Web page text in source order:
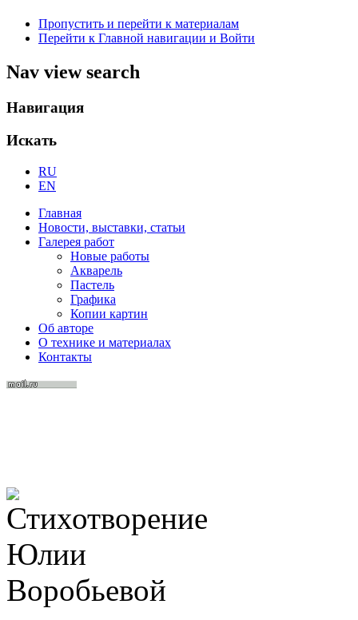
Пропустить и перейти к материалам
Перейти к Главной навигации и Войти
Nav view search
Навигация
Искать
RU
EN
Главная
Новости, выставки, статьи
Галерея работ
Новые работы
Акварель
Пастель
Графика
Копии картин
Об авторе
О технике и материалах
Контакты